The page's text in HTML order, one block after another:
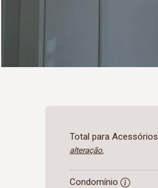
Total para Acessórios
alteração.
Condomínio